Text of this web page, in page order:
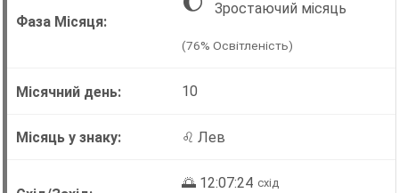
Зростаючий місяць
(76% Освітленість)
10
♌ Лев
🌅 12:07:24 схід